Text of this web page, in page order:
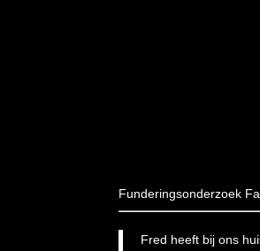
Funderingsonderzoek
Fred heeft bij ons